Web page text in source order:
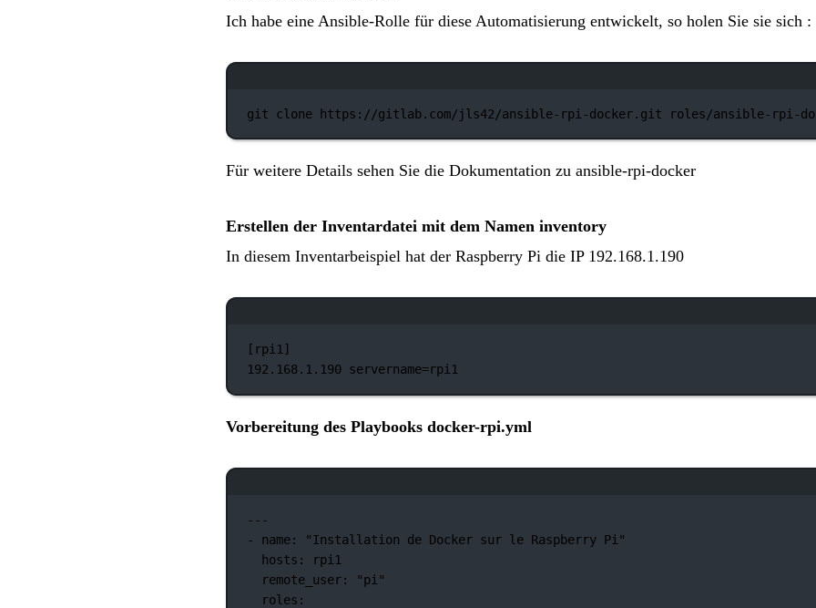
Ich habe eine Ansible-Rolle für diese Automatisierung entwickelt, so holen Sie sie sich :
git clone https://gitlab.com/jls42/ansible-rpi-docker.git roles/ansible-rpi-
Für weitere Details sehen Sie die Dokumentation zu ansible-rpi-docker
Erstellen der Inventardatei mit dem Namen inventory
In diesem Inventarbeispiel hat der Raspberry Pi die IP 192.168.1.190
[rpi1]
192.168.1.190 servername=rpi1
Vorbereitung des Playbooks docker-rpi.yml
---
-
name:
"Installation de Docker sur le Raspberry Pi"
hosts:
rpi1
remote_user:
"pi"
roles: